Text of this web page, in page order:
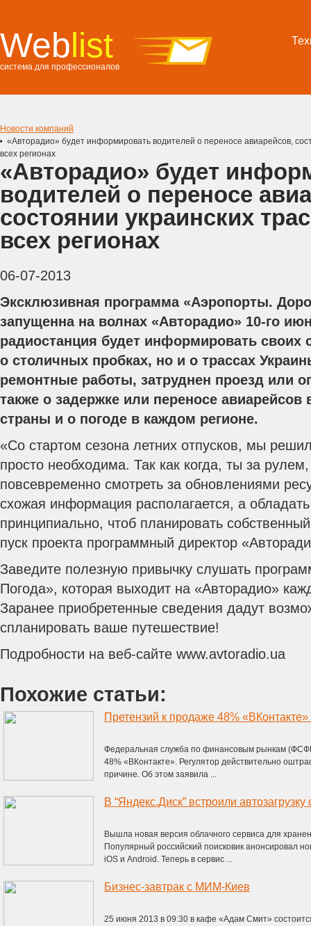
Weblist
система для профессионалов
Новости компаний
«Авторадио» будет информировать водителей о переносе авиарейсов,
всех регионах
«Авторадио» будет
водителей о переносе
состоянии украинских
всех регионах
06-07-2013
Эксклюзивная программа «Аэропорты.
запущенна на волнах «Авторадио» 10-го
радиостанция будет информировать своих
о столичных пробках, но и о трассах
ремонтные работы, затруднен проезд или
также о задержке или переносе авиарейсов
страны и о погоде в каждом регионе.
«Со стартом сезона летних отпусков, мы
просто необходима. Так как когда, ты за
повсевременно смотреть за обновлениями
схожая информация располагается, а
принципиально, чтоб планировать
пуск проекта программный директор
Заведите полезную привычку слушать
Погода», которая выходит на «Авторадио»
Заранее приобретенные сведения дадут
спланировать ваше путешествие!
Подробности на веб-сайте www.avtoradio.ua
Похожие статьи:
Федеральная служба по финансовым рынкам
48% «ВКонтакте». Регулятор действительно
причине. Об этом заявила ...
В “Яндекс.Диск” встроили
Вышла новая версия облачного сервиса для
Популярный российский поисковик анонсировал
iOS и Android. Теперь в сервис ...
Бизнес-завтрак с МИМ-Киев
25 июня 2013 в 09:30 в кафе «Адам Смит»